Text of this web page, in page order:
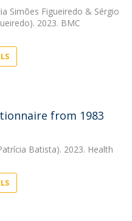
Simões Figueiredo & Sérgio
2023. BMC
from 1983
Batista). 2023. Health